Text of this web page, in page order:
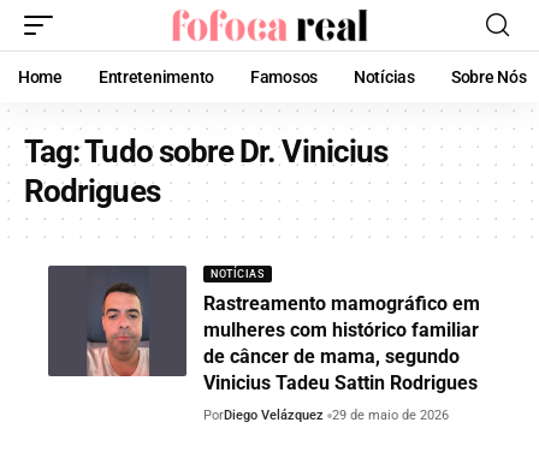
Home Entretenimento Famosos Notícias Sobre Nós
Tag:Tudo sobre Dr. Vinicius
Rodrigues
NOTÍCIAS
Rastreamento mamográfico em
mulheres com histórico familiar
de câncer de mama, segundo
Vinicius Tadeu Sattin Rodrigues
PorDiego Velázquez 29 de maio de 2026